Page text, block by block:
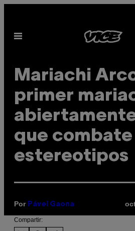
contenido
Abrir
Mariachi
primer
abiertamente
que combate
estereotipos
Por Pável Gaona
Compartir: